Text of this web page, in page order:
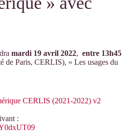
mardi 19 avril 2022, entre 13h45
de Paris, CERLIS), « Les usages du
CERLIS (2021-2022) v2
: